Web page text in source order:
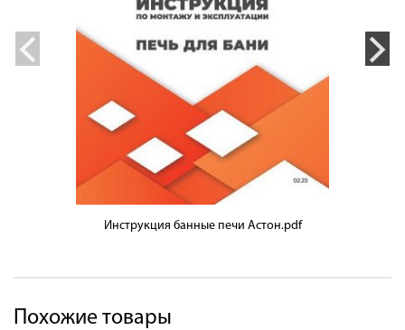
Инструкция банные печи Астон.pdf
Похожие товары